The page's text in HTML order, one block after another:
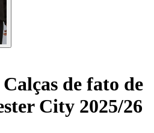
Calças de fato de
City 2025/26